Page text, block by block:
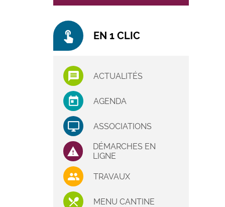
touch_app EN 1 CLIC
ACTUALITÉS
AGENDA
ASSOCIATIONS
DÉMARCHES EN
LIGNE
TRAVAUX
MENU CANTINE